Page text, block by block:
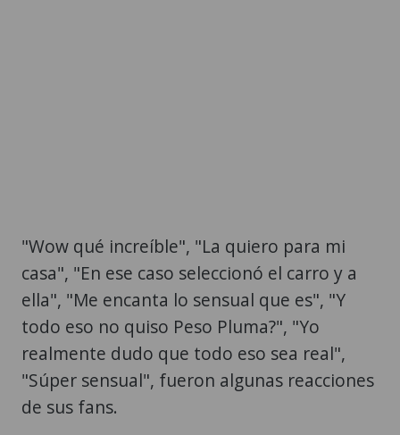
"Wow qué increíble", "La quiero para mi
casa", "En ese caso seleccionó el carro y a
ella", "Me encanta lo sensual que es", "Y
todo eso no quiso Peso Pluma?", "Yo
realmente dudo que todo eso sea real",
"Súper sensual", fueron algunas reacciones
de sus fans.